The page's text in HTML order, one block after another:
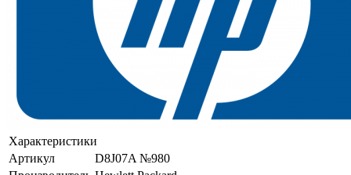
Характеристики
Артикул
D8J07A №980